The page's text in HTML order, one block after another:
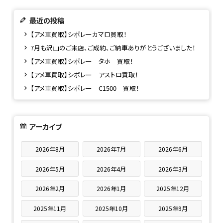
最近の投稿
【アメ車買取】シボレーカマロ買取！
7月も沢山のご来店、ご成約、ご納車ありがとうございました！
【アメ車買取】シボレー タホ 買取！
【アメ車買取】シボレー アストロ買取！
【アメ車買取】シボレー C1500 買取！
アーカイブ
2026年8月 2026年7月 2026年6月
2026年5月 2026年4月 2026年3月
2026年2月 2026年1月 2025年12月
2025年11月 2025年10月 2025年9月